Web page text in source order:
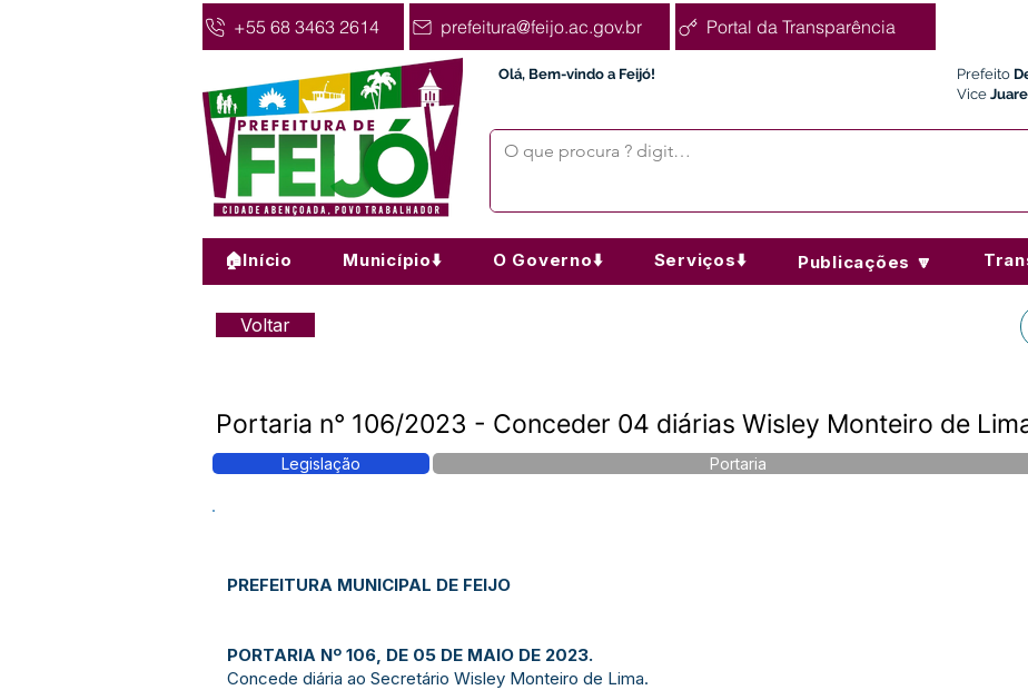
+55 68 3463 2614 prefeitura@feijo.ac.gov.br Portal da Transparência
Olá, Bem-vindo a Feijó! Prefeito
Vice
🏠Início Município⬇️ O Governo⬇️ Serviços⬇️ Publicações 🔽
Voltar
Portaria n° 106/2023 - Conceder 04 diárias Wisley Monteiro de
Legislação Portaria
PREFEITURA MUNICIPAL DE FEIJO
PORTARIA Nº 106, DE 05 DE MAIO DE 2023.
Concede diária ao Secretário Wisley Monteiro de Lima.